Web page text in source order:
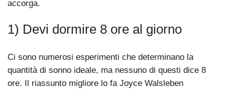
accorga.
1) Devi dormire 8 ore al giorno
Ci sono numerosi esperimenti che determinano la
quantità di sonno ideale, ma nessuno di questi dice 8
ore. Il riassunto migliore lo fa Joyce Walsleben